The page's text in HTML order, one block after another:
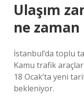
Ulaşım
ne zaman
İstanbul’da toplu
Kamu trafik
18 Ocak’ta yeni
bekleniyor.